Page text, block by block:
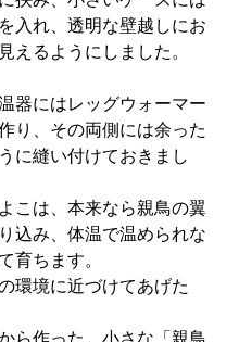
入れ、透明な壁越しにお
えるようにしました。
器にはレッグウォーマー
り、その両側には余った
に縫い付けておきまし
こは、本来なら親鳥の翼
込み、体温で温められな
育ちます。
環境に近づけてあげた